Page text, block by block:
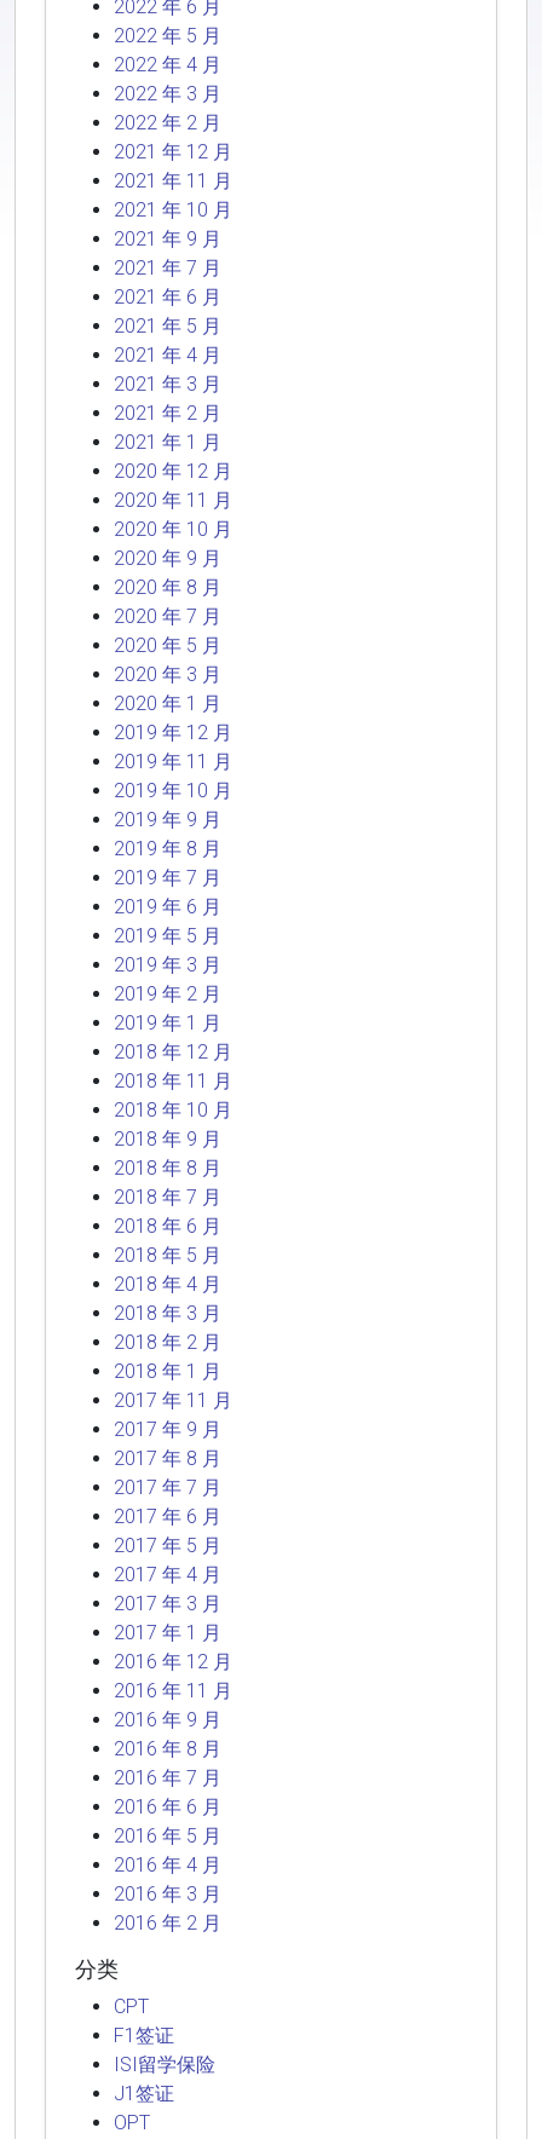
2022 年 6 月
2022 年 5 月
2022 年 4 月
2022 年 3 月
2022 年 2 月
2021 年 12 月
2021 年 11 月
2021 年 10 月
2021 年 9 月
2021 年 7 月
2021 年 6 月
2021 年 5 月
2021 年 4 月
2021 年 3 月
2021 年 2 月
2021 年 1 月
2020 年 12 月
2020 年 11 月
2020 年 10 月
2020 年 9 月
2020 年 8 月
2020 年 7 月
2020 年 5 月
2020 年 3 月
2020 年 1 月
2019 年 12 月
2019 年 11 月
2019 年 10 月
2019 年 9 月
2019 年 8 月
2019 年 7 月
2019 年 6 月
2019 年 5 月
2019 年 3 月
2019 年 2 月
2019 年 1 月
2018 年 12 月
2018 年 11 月
2018 年 10 月
2018 年 9 月
2018 年 8 月
2018 年 7 月
2018 年 6 月
2018 年 5 月
2018 年 4 月
2018 年 3 月
2018 年 2 月
2018 年 1 月
2017 年 11 月
2017 年 9 月
2017 年 8 月
2017 年 7 月
2017 年 6 月
2017 年 5 月
2017 年 4 月
2017 年 3 月
2017 年 1 月
2016 年 12 月
2016 年 11 月
2016 年 9 月
2016 年 8 月
2016 年 7 月
2016 年 6 月
2016 年 5 月
2016 年 4 月
2016 年 3 月
2016 年 2 月
分类
CPT
F1签证
ISI留学保险
J1签证
OPT